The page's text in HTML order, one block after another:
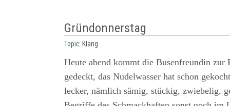
Gründonnerstag
Topic: Klang
Heute abend kommt die Busenfreundin zur
gedeckt, das Nudelwasser hat schon
lecker, nämlich sämig, stückig, zwiebelig,